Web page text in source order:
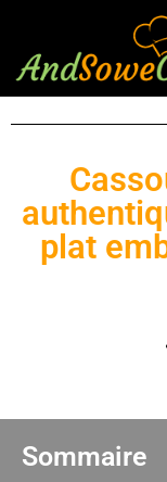
plat
Sommaire